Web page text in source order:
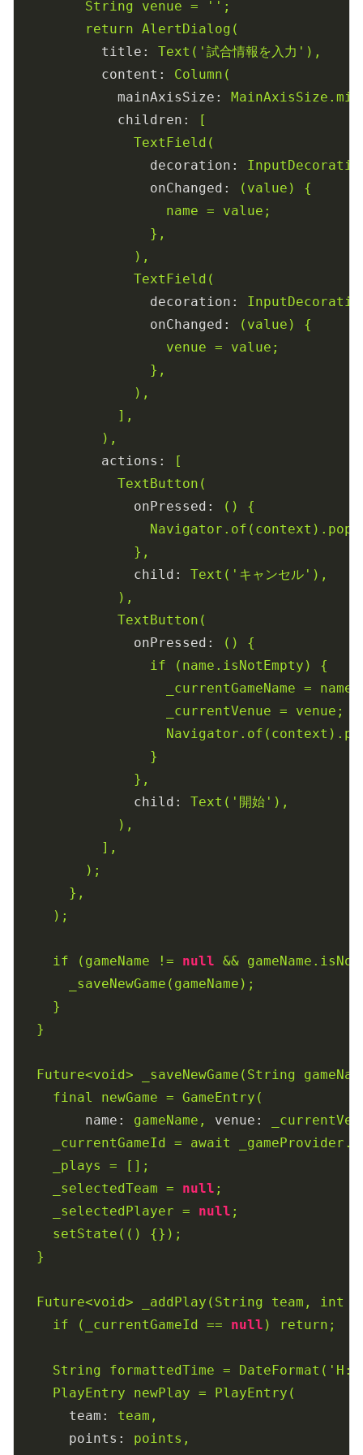
String venue = '' ;
return AlertDialog(
title:
Text('試合情報を入力'),
content:
Column(
mainAxisSize:
children:
[
TextField(
decoration:
onChanged:
(value)
{
name =
value;
},
),
TextField(
decoration:
onChanged:
(value)
{
venue =
value;
},
),
],
),
actions:
[
TextButton(
onPressed:
()
{
},
child:
Text('キャンセル'),
),
TextButton(
onPressed:
()
{
if
(name.isNotEmpty)
{
_currentGameName =
name;
_currentVenue =
venue;
}
},
child:
Text('開始'),
),
],
);
},
);
if (gameName != null &&
_saveNewGame(gameName);
}
}
Future<void> _saveNewGame(String
final
newGame = GameEntry(
name:
gameName, venue:
_currentGameId
= await
_plays
=
[];
_selectedTeam = null ;
_selectedPlayer = null ;
setState(()
{});
}
Future<void> _addPlay(String team, int
if
(_currentGameId == null ) return;
String formattedTime =
PlayEntry
newPlay =
PlayEntry(
team:
team,
points:
points,